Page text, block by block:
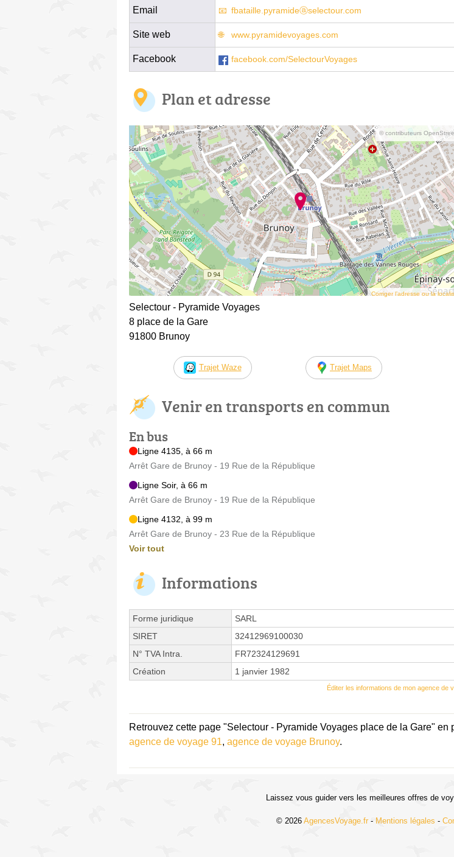
Email fbataille.pyramideⓐselectour.com
Site web www.pyramidevoyages.com
Facebook facebook.com/SelectourVoyages
Plan et adresse
© contributeurs
Corriger l’adresse ou la
Selectour - Pyramide Voyages
8 place de la Gare
91800 Brunoy
Trajet Waze Trajet Maps
Venir en transports en commun
En bus
Ligne 4135, à 66 m
Arrêt Gare de Brunoy - 19 Rue de la République
Ligne Soir, à 66 m
Arrêt Gare de Brunoy - 19 Rue de la République
Ligne 4132, à 99 m
Arrêt Gare de Brunoy - 23 Rue de la République
Voir tout
Informations
Forme juridique
SARL
SIRET
32412969100030
N° TVA Intra.
FR72324129691
Création
1 janvier 1982
Éditer les informations de mon agence de
Retrouvez cette page "Selectour - Pyramide Voyages place de la Gare" en
agence de voyage 91, agence de voyage Brunoy.
Laissez vous guider vers les meilleures offres de
© 2026 AgencesVoyage.fr - Mentions légales -